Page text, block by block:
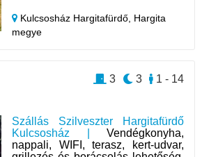
Kulcsosház Hargitafürdő, Hargita
megye
Szállás Szilveszter Hargitafürdő
Kulcsosház | Vendégkonyha,
nappali, WIFI, terasz, kert-udvar,
1 - 14
3
3